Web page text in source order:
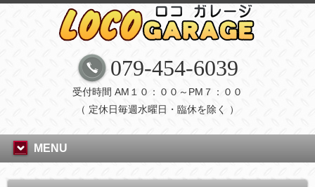
079-454-6039
受付時間 AM１０：００～PM７：００
（ 定休日毎週水曜日・臨休を除く ）
MENU